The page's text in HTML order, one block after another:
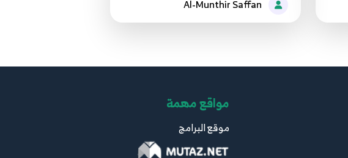
مواقع مهمة
موقع البرامج